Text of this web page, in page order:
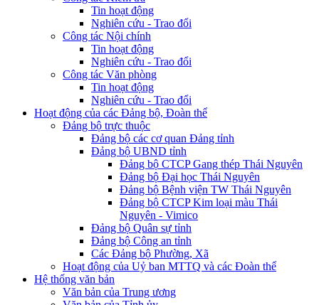
Tin hoạt động
Nghiên cứu - Trao đổi
Công tác Nội chính
Tin hoạt động
Nghiên cứu - Trao đổi
Công tác Văn phòng
Tin hoạt động
Nghiên cứu - Trao đổi
Hoạt động của các Đảng bộ, Đoàn thể
Đảng bộ trực thuộc
Đảng bộ các cơ quan Đảng tỉnh
Đảng bộ UBND tỉnh
Đảng bộ CTCP Gang thép Thái Nguyên
Đảng bộ Đại học Thái Nguyên
Đảng bộ Bệnh viện TW Thái Nguyên
Đảng bộ CTCP Kim loại màu Thái
Nguyên - Vimico
Đảng bộ Quân sự tỉnh
Đảng bộ Công an tỉnh
Các Đảng bộ Phường, Xã
Hoạt động của Uỷ ban MTTQ và các Đoàn thể
Hệ thống văn bản
Văn bản của Trung ương